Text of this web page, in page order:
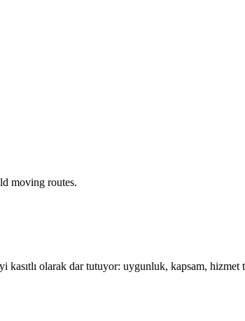
moving routes.
kasıtlı olarak dar tutuyor: uygunluk, kapsam,